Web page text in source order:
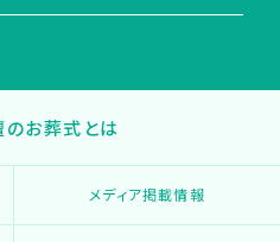
お葬式とは
メディア掲載情報